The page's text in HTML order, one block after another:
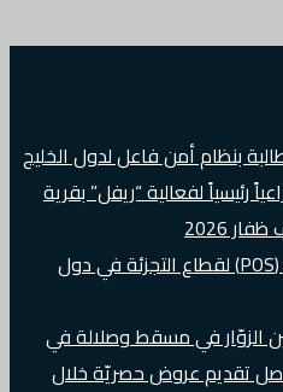
بنظام أمن فاعل لدول الخليج
رئيسياً لفعالية “ريفل” بقرية
2026
زوهو تطلق حل نقاط البيع (POS) لقطاع التجزئة في دول
الزوّار في مسقط وصلالة في
تقديم عروض حصريّة خلال